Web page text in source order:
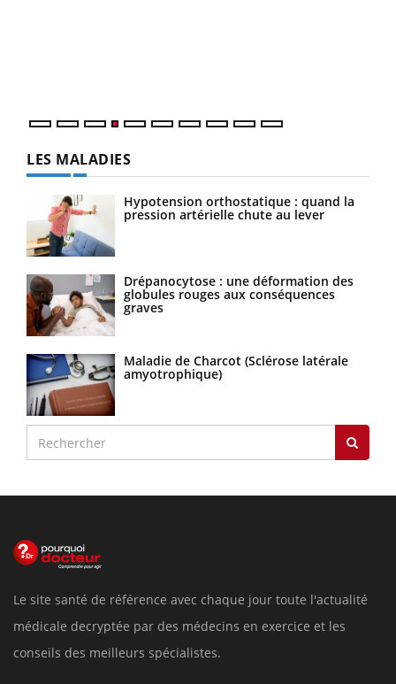
LES MALADIES
Hypotension orthostatique : quand la
pression artérielle chute au lever
Drépanocytose : une déformation des
globules rouges aux conséquences
graves
Maladie de Charcot (Sclérose latérale
amyotrophique)
Le site santé de référence avec chaque jour toute l'actualité
médicale decryptée par des médecins en exercice et les
conseils des meilleurs spécialistes.